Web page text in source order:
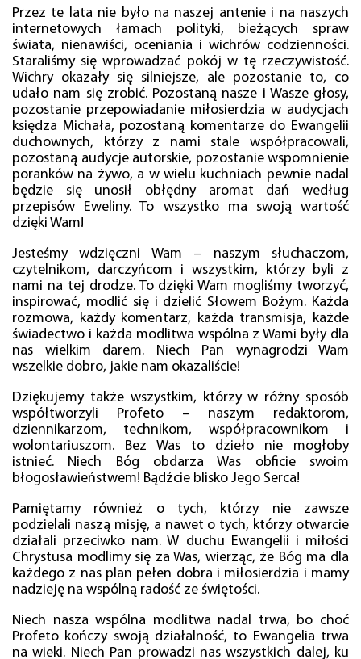
Przez te lata nie było na naszej antenie i na naszych
internetowych łamach polityki, bieżących spraw
świata, nienawiści, oceniania i wichrów codzienności.
Staraliśmy się wprowadzać pokój w tę rzeczywistość.
Wichry okazały się silniejsze, ale pozostanie to, co
udało nam się zrobić. Pozostaną nasze i Wasze głosy,
pozostanie przepowiadanie miłosierdzia w audycjach
księdza Michała, pozostaną komentarze do Ewangelii
duchownych, którzy z nami stale współpracowali,
pozostaną audycje autorskie, pozostanie wspomnienie
poranków na żywo, a w wielu kuchniach pewnie nadal
będzie się unosił obłędny aromat dań według
przepisów Eweliny. To wszystko ma swoją wartość
dzięki Wam!
Jesteśmy wdzięczni Wam – naszym słuchaczom,
czytelnikom, darczyńcom i wszystkim, którzy byli z
nami na tej drodze. To dzięki Wam mogliśmy tworzyć,
inspirować, modlić się i dzielić Słowem Bożym. Każda
rozmowa, każdy komentarz, każda transmisja, każde
świadectwo i każda modlitwa wspólna z Wami były dla
nas wielkim darem. Niech Pan wynagrodzi Wam
wszelkie dobro, jakie nam okazaliście!
Dziękujemy także wszystkim, którzy w różny sposób
współtworzyli Profeto – naszym redaktorom,
dziennikarzom, technikom, współpracownikom i
wolontariuszom. Bez Was to dzieło nie mogłoby
istnieć. Niech Bóg obdarza Was obficie swoim
błogosławieństwem! Bądźcie blisko Jego Serca!
Pamiętamy również o tych, którzy nie zawsze
podzielali naszą misję, a nawet o tych, którzy otwarcie
działali przeciwko nam. W duchu Ewangelii i miłości
Chrystusa modlimy się za Was, wierząc, że Bóg ma dla
każdego z nas plan pełen dobra i miłosierdzia i mamy
nadzieję na wspólną radość ze świętości.
Niech nasza wspólna modlitwa nadal trwa, bo choć
Profeto kończy swoją działalność, to Ewangelia trwa
na wieki. Niech Pan prowadzi nas wszystkich dalej, ku